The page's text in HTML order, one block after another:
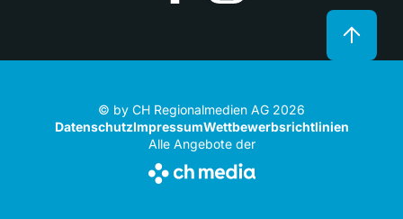
© by CH Regionalmedien AG 2026
DatenschutzImpressumWettbewerbsrichtlinien
Alle Angebote der